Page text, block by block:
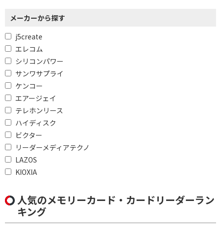
メーカーから探す
j5create
エレコム
シリコンパワー
サンワサプライ
ケンコー
エアージェイ
テレホンリース
ハイディスク
ビクター
リーダーメディアテクノ
LAZOS
KIOXIA
人気のメモリーカード・カードリーダーラン
キング